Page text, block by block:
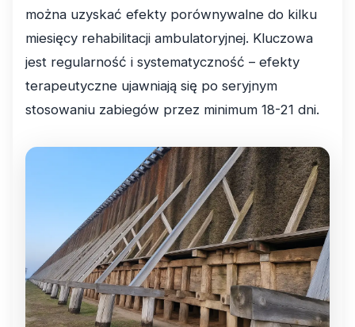
można uzyskać efekty porównywalne do kilku
miesięcy rehabilitacji ambulatoryjnej. Kluczowa
jest regularność i systematyczność – efekty
terapeutyczne ujawniają się po seryjnym
stosowaniu zabiegów przez minimum 18-21 dni.